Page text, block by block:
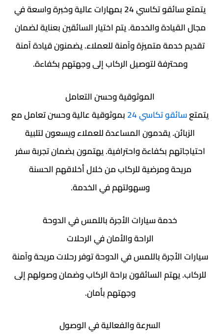
يتمتع سائقو تكاسي 24 بمهارات عالية وخبرة واسعة في
مجال القيادة والخدمة. يتم اختيار السائقين بعناية لضمان
تقديم خدمة متميزة وآمنة للعملاء. يضمنون قيادة آمنة
ومحترفة لتوصيل الركاب إلى وجهتهم بكفاءة.
الموثوقية وحسن التعامل
يتمتعسائقو تكاسي 24
بموثوقية عالية وحسن تعامل مع
الزبائن. يقدمون المساعدة للعملاء ويسعون لتلبية
احتياجاتهم بكفاءة واحترافية. يهتمون بضمان تجربة سفر
مريحة ومرضية للركاب من خلال أخلاقهم الحسنة
وسهولتهم في الخدمة.
خدمة سيارات الأجرة باللمس في الدوحة
الراحة والأمان في الرحلات
سيارات الأجرة باللمس في الدوحة توفر رحلات مريحة وآمنة
للركاب. يهتم السائقون براحة الركاب وضمان وصولهم إلى
وجهتهم بأمان.
السرعة والفعالية في الوصول